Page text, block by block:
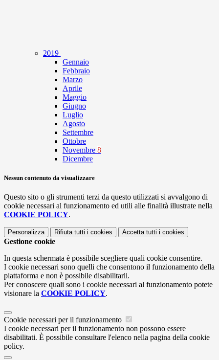
2019
Gennaio
Febbraio
Marzo
Aprile
Maggio
Giugno
Luglio
Agosto
Settembre
Ottobre
Novembre 8
Dicembre
Nessun contenuto da visualizzare
Questo sito o gli strumenti terzi da questo utilizzati si avvalgono di
cookie necessari al funzionamento ed utili alle finalità illustrate nella
COOKIE POLICY.
Personalizza Rifiuta tutti i cookies Accetta tutti i cookies
Gestione cookie
In questa schermata è possibile scegliere quali cookie consentire.
I cookie necessari sono quelli che consentono il funzionamento della
piattaforma e non è possibile disabilitarli.
Per conoscere quali sono i cookie necessari al funzionamento potete
visionare la COOKIE POLICY.
Cookie necessari per il funzionamento
I cookie necessari per il funzionamento non possono essere
disabilitati. È possibile consultare l'elenco nella pagina della cookie
policy.